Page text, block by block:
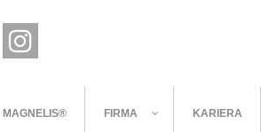
MAGNELIS® FIRMA KARIERA